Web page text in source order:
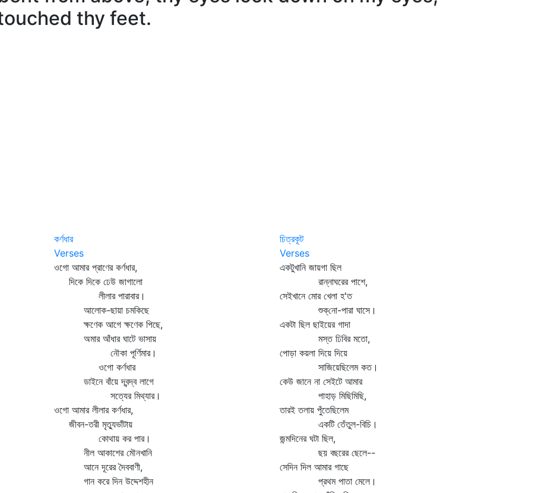
thy feet.
কর্ণধার
Verses
ওগো আমার প্রাণের কর্ণধার,
দিকে দিকে ঢেউ জাগালো
লীলার পারাবার।
আলোক-ছায়া চমকিছে
ক্ষণেক আগে ক্ষণেক পিছে,
অমার আঁধার ঘাটে ভাসায়
নৌকা পূর্ণিমার।
ওগো কর্ণধার
ডাইনে বাঁয়ে দ্বন্দ্ব লাগে
সত্যের মিথ্যার।
ওগো আমার লীলার কর্ণধার,
জীবন-তরী মৃত্যুভাঁটায়
কোথায় কর পার।
নীল আকাশের মৌনখানি
আনে দূরের দৈববাণী,
গান করে দিন উদ্দেশহীন
চিত্রকূট
Verses
একটুখানি জায়গা ছিল
রান্নাঘরের পাশে,
সেইখানে মোর খেলা হ'ত
শুক্‌নো-পারা ঘাসে।
একটা ছিল ছাইয়ের গাদা
মস্ত ঢিবির মতো,
পোড়া কয়লা দিয়ে দিয়ে
সাজিয়েছিলেম কত।
কেউ জানে না সেইটে আমার
পাহাড় মিছিমিছি,
তারই তলায় পুঁতেছিলেম
একটি তেঁতুল-বিচি।
জন্মদিনের ঘটা ছিল,
ছয় বছরের ছেলে--
সেদিন দিল আমার গাছে
প্রথম পাতা মেলে।